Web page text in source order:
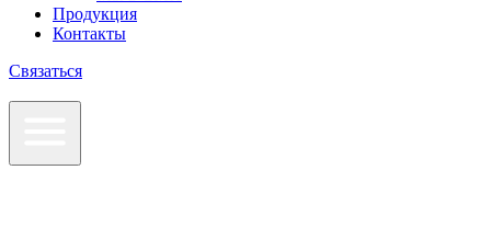
Продукция
Контакты
Связаться